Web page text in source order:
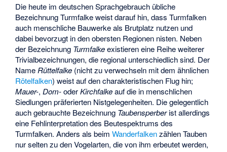
Die heute im deutschen Sprachgebrauch übliche
Bezeichnung Turmfalke weist darauf hin, dass Turmfalken
auch menschliche Bauwerke als Brutplatz nutzen und
dabei bevorzugt in den obersten Regionen nisten. Neben
der Bezeichnung Turmfalkeexistieren eine Reihe weiterer
Trivialbezeichnungen, die regional unterschiedlich sind. Der
Name Rüttelfalke (nicht zu verwechseln mit dem ähnlichen
Rötelfalken) weist auf den charakteristischen Flug hin;
Mauer-,Dom-oderKirchfalkeauf die in menschlichen
Siedlungen präferierten Nistgelegenheiten. Die gelegentlich
auch gebrauchte Bezeichnung Taubensperberist allerdings
eine Fehlinterpretation des Beutespektrums des
Turmfalken. Anders als beimWanderfalkenzählen Tauben
nur selten zu den Vogelarten, die von ihm erbeutet werden,